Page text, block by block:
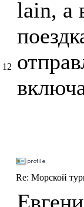
12
lain, а
Re: Морской